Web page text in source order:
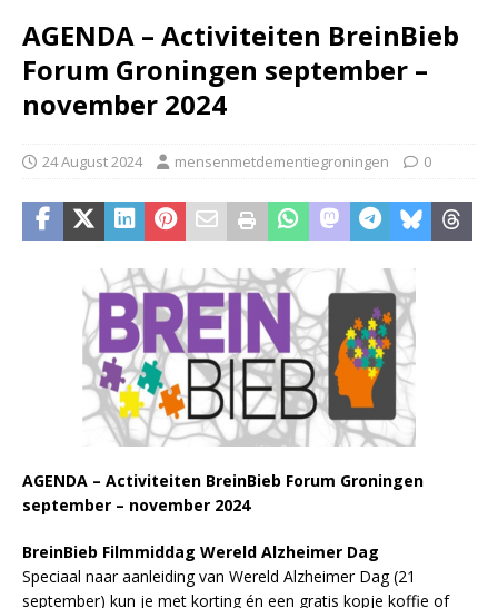
AGENDA – Activiteiten BreinBieb
Forum Groningen september –
november 2024
24 August 2024 mensenmetdementiegroningen 0
AGENDA – Activiteiten BreinBieb Forum Groningen
september – november 2024
BreinBieb Filmmiddag Wereld Alzheimer Dag
Speciaal naar aanleiding van Wereld Alzheimer Dag (21
september) kun je met korting én een gratis kopje koffie of